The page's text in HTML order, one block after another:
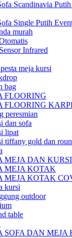
Scandinavia
Single Putih
murah
Infrared
meja kursi
bag
FLOORING
FLOORING
peresmian
dan sofa
lipat
tiffany gold dan
MEJA DAN KURSI
MEJA KOTAK
MEJA KOTAK
kursi
outdoor
table
SOFA DAN MEJA